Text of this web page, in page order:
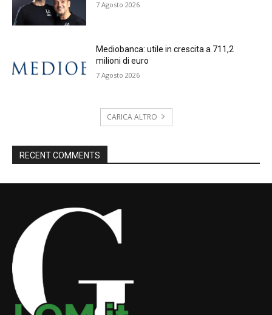
7 Agosto 2026
Mediobanca: utile in crescita a 711,2
milioni di euro
7 Agosto 2026
CARICA ALTRO
RECENT COMMENTS